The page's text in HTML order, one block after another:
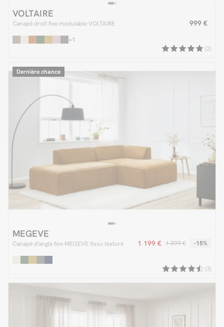
VOLTAIRE
Canapé droit fixe modulable VOLTAIRE 999 €
+1
(2)
Dernière chance
MEGEVE
Canapé d'angle fixe MEGEVE tissu texturé 1 199 € 1 399 € -15%
(3)